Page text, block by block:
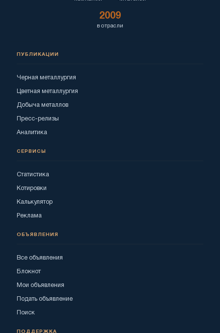
2009
в отрасли
ПУБЛИКАЦИИ
Черная металлургия
Цветная металлургия
Добыча металлов
Пресс-релизы
Аналитика
СЕРВИСЫ
Статистика
Котировки
Калькулятор
Реклама
ОБЪЯВЛЕНИЯ
Все объявления
Блокнот
Мои объявления
Подать объявление
Поиск
ПОДДЕРЖКА